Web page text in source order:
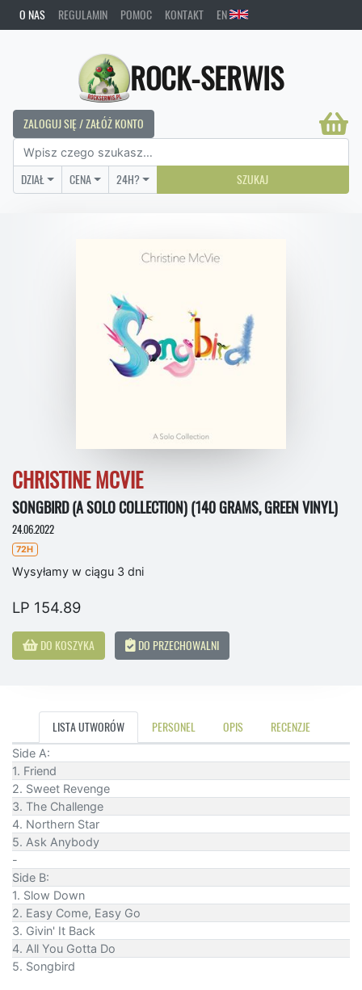
O NAS REGULAMIN POMOC KONTAKT EN
ROCK-SERWIS
ZALOGUJ SIĘ / ZAŁÓŻ KONTO
DZIAŁ CENA 24H? SZUKAJ
CHRISTINE MCVIE
SONGBIRD (A SOLO COLLECTION) (140 GRAMS, GREEN VINYL)
24.06.2022
72H
Wysyłamy w ciągu 3 dni
LP 154.89
DO KOSZYKA DO PRZECHOWALNI
LISTA UTWORÓW PERSONEL OPIS RECENZJE
Side A:
1. Friend
2. Sweet Revenge
3. The Challenge
4. Northern Star
5. Ask Anybody
-
Side B:
1. Slow Down
2. Easy Come, Easy Go
3. Givin' It Back
4. All You Gotta Do
5. Songbird